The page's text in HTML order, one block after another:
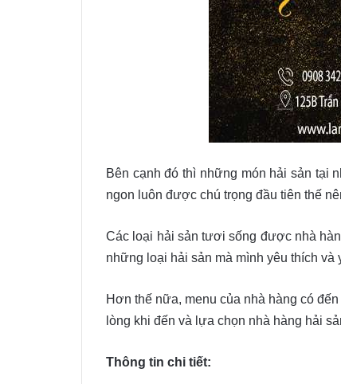
Bên cạnh đó thì những món hải sản tại
ngon luôn được chú trọng đầu tiên thế
Các loại hải sản tươi sống được nhà
những loại hải sản mà mình yêu thích và
Hơn thế nữa, menu của nhà hàng có
lòng khi đến và lựa chọn nhà hàng hải
Thông tin chi tiết: